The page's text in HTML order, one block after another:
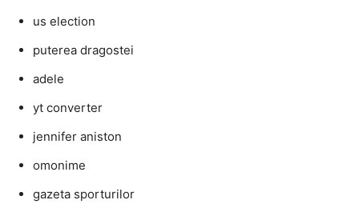
us election
puterea dragostei
adele
yt converter
jennifer aniston
omonime
gazeta sporturilor